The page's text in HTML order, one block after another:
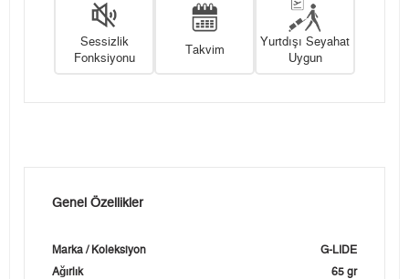
Sessizlik
Fonksiyonu
Takvim
Yurtdışı Seyahat
Uygun
Genel Özellikler
Marka / Koleksiyon
G-LIDE
Ağırlık
65 gr